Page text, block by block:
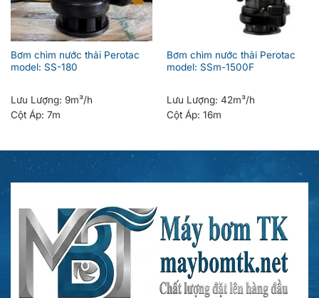
Bơm chìm nước thải Perotac
model: SS-180
Lưu Lượng: 9m³/h
Cột Áp: 7m
Bơm chìm nước thải Perotac
model: SSm-1500F
Lưu Lượng: 42m³/h
Cột Áp: 16m